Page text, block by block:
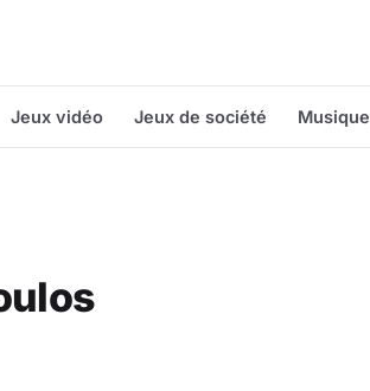
Jeux vidéo Jeux de société Musique